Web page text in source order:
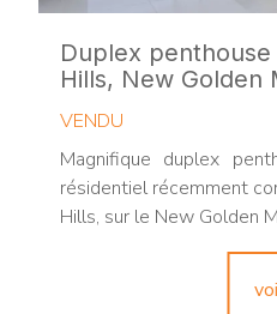
Duplex penthouse
Hills, New Golden
VENDU
Magnifique duplex
résidentiel récemment
Hills, sur le New Golden